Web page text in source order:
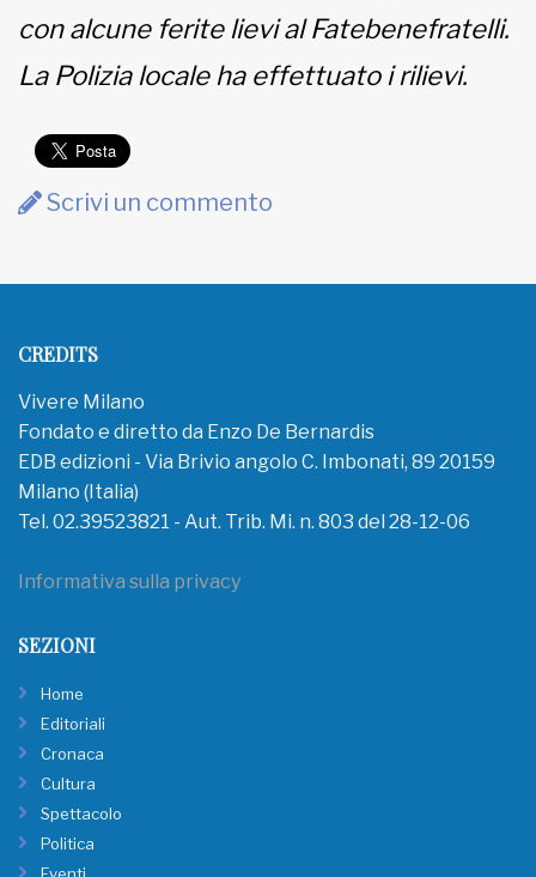
con alcune ferite lievi al Fatebenefratelli.
La Polizia locale ha effettuato i rilievi.
Scrivi un commento
CREDITS
Vivere Milano
Fondato e diretto da Enzo De Bernardis
EDB edizioni - Via Brivio angolo C. Imbonati, 89 20159
Milano (Italia)
Tel. 02.39523821 - Aut. Trib. Mi. n. 803 del 28-12-06
Informativa sulla privacy
SEZIONI
Home
Editoriali
Cronaca
Cultura
Spettacolo
Politica